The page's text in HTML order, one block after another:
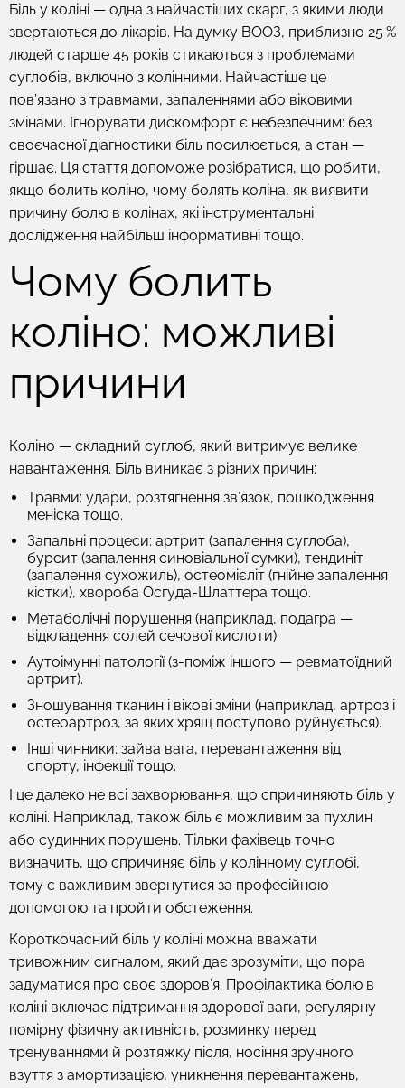
Біль у коліні — одна з найчастіших скарг, з якими люди
звертаються до лікарів. На думку ВООЗ, приблизно 25 %
людей старше 45 років стикаються з проблемами
суглобів, включно з колінними. Найчастіше це
пов’язано з травмами, запаленнями або віковими
змінами. Ігнорувати дискомфорт є небезпечним: без
своєчасної діагностики біль посилюється, а стан —
гіршає. Ця стаття допоможе розібратися, що робити,
якщо болить коліно, чому болять коліна, як виявити
причину болю в колінах, які інструментальні
дослідження найбільш інформативні тощо.
Чому болить
коліно: можливі
причини
Коліно — складний суглоб, який витримує велике
навантаження. Біль виникає з різних причин:
Травми: удари, розтягнення зв’язок, пошкодження
меніска тощо.
Запальні процеси: артрит (запалення суглоба),
бурсит (запалення синовіальної сумки), тендиніт
(запалення сухожиль), остеомієліт (гнійне запалення
кістки), хвороба Осгуда-Шлаттера тощо.
Метаболічні порушення (наприклад, подагра —
відкладення солей сечової кислоти).
Аутоімунні патології (з-поміж іншого — ревматоїдний
артрит).
Зношування тканин і вікові зміни (наприклад, артроз і
остеоартроз, за яких хрящ поступово руйнується).
Інші чинники: зайва вага, перевантаження від
спорту, інфекції тощо.
І це далеко не всі захворювання, що спричиняють біль у
коліні. Наприклад, також біль є можливим за пухлин
або судинних порушень. Тільки фахівець точно
визначить, що спричиняє біль у колінному суглобі,
тому є важливим звернутися за професійною
допомогою та пройти обстеження.
Короткочасний біль у коліні можна вважати
тривожним сигналом, який дає зрозуміти, що пора
задуматися про своє здоров’я. Профілактика болю в
коліні включає підтримання здорової ваги, регулярну
помірну фізичну активність, розминку перед
тренуваннями й розтяжку після, носіння зручного
взуття з амортизацією, уникнення перевантажень,